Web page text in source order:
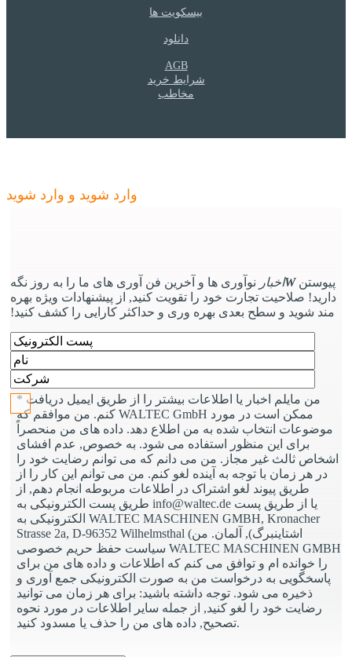
بیسکویت ها
دانلود
AGB
شرایط خرید
مخاطب
وارد شوید و وارد شوید
پیوستنWاخبار نوآوری ها و آخرین فن آوری های ما را به روز نگه
دارید! صلاحیت تجارت خود را تقویت کنید, از پیشنهادات ویژه بهره
مند شوید و سطح بعدی بهره وری و حداکثر کارایی را کشف کنید!
* من مایلم اخبار یا اطلاعات بیشتر را از طریق ایمیل دریافت
کنم. من موافقم که WALTEC GmbH ممکن است در مورد
موضوعات انتخاب شده به من اطلاع دهد. داده های من منحصراً
برای این منظور استفاده می شود. به خصوص, عدم افشای
اشخاص ثالث غیر مجاز. من می دانم که می توانم رضایت خود را
در هر زمان با توجه به آینده لغو کنم. من می توانم این کار را از
طریق پیوند لغو اشتراک در اطلاعات مربوطه انجام دهم, از
طریق پست الکترونیکی به info@waltec.de یا از طریق پست
الکترونیکی به WALTEC MASCHINEN GMBH, Kronacher
Strasse 2a, D-96352 Wilhelmsthal (اشتاینبرگ), آلمان. من
سیاست حفظ حریم خصوصی WALTEC MASCHINEN GMBH
را خوانده ام و توافق می کنم که اطلاعات و داده های من برای
پاسخگویی به درخواست من به صورت الکترونیکی جمع آوری و
ذخیره می شود. توجه داشته باشید: برای هر زمان می توانید
رضایت خود را لغو کنید, از جمله سایر اطلاعات در مورد نحوه
تصحیح, داده های من را حذف یا مسدود کنید.